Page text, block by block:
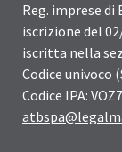
Reg. imprese di
iscrizione del
iscritta nella
Codice univoco
Codice IPA: